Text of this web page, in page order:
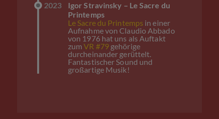
2023
Igor Stravinsky – Le Sacre du
Printemps
Le Sacre du Printemps in einer
Aufnahme von Claudio Abbado
von 1976 hat uns als Auftakt
zumVR #79gehörige
durcheinander gerüttelt.
Fantastischer Sound und
großartige Musik!